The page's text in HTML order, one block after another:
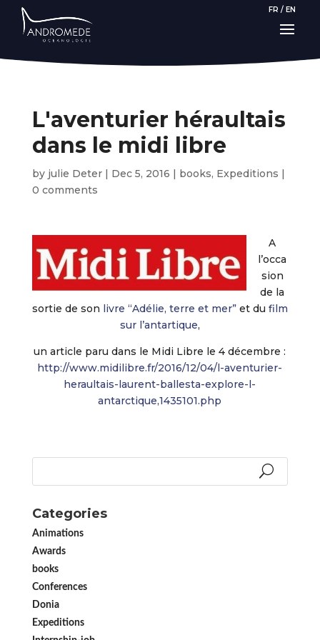
FR / EN
L'aventurier héraultais
dans le midi libre
by julie Deter| Dec 5, 2016 | books, Expeditions |
0 comments
A
l’occa
sion
de la
sortie de son livre “Adélie, terre et mer”et du film
sur l’antartique,
un article paru dans le Midi Libre le 4 décembre :
http://www.midilibre.fr/2016/12/04/l-aventurier-
heraultais-laurent-ballesta-explore-l-
antarctique,1435101.php
Categories
Animations
Awards
books
Conferences
Donia
Expeditions